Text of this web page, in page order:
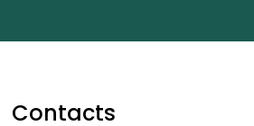
Contacts